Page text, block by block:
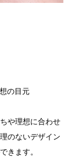
の目元
や理想に合わせ
のないデザイン
きます。